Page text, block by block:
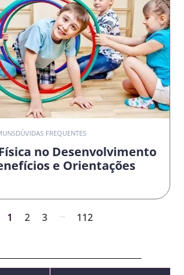
DÚVIDAS FREQUENTES
no Desenvolvimento
e Orientações
1 2 3 ... 112